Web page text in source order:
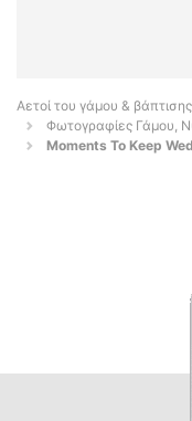
Αετοί του γάμου & βάπτισης
Φωτογραφίες Γάμου,
Moments To Keep